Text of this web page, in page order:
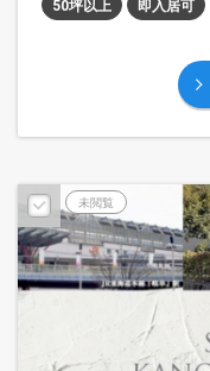
50坪以上 即入居可
未閲覧